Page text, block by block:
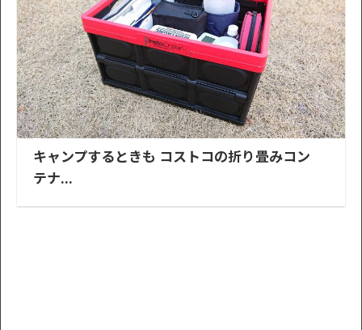
キャンプするときも コストコの折り畳みコン
テナ...